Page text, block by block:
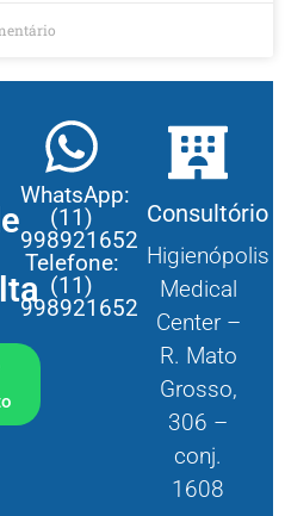
WhatsApp:
(11)
998921652
Telefone:
(11)
998921652
Consultório
Higienópolis
Medical
Center –
R. Mato
Grosso,
306 –
conj.
1608